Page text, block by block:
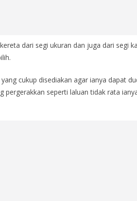
dari segi ukuran dan juga dari segi
cukup disediakan agar ianya dapat
pergerakkan seperti laluan tidak rata